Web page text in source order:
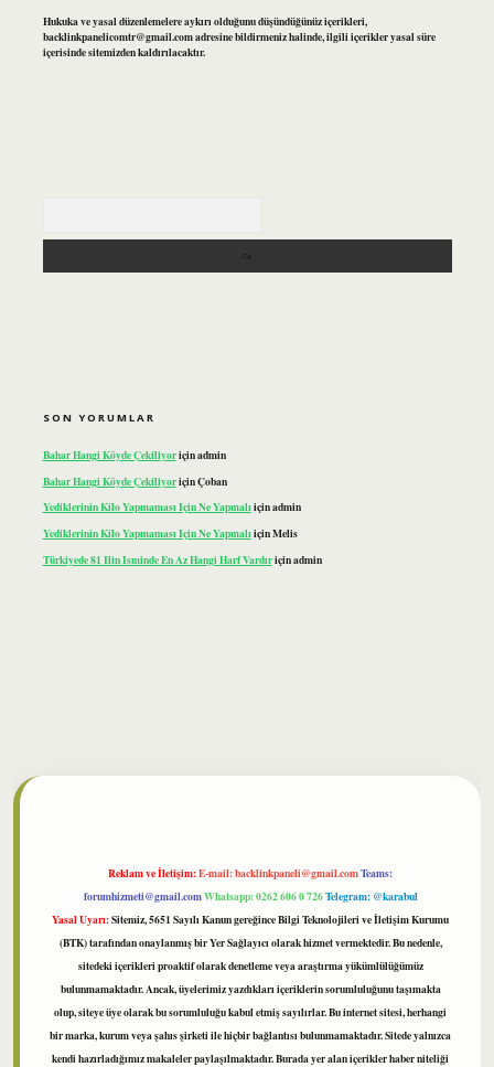
Hukuka ve yasal düzenlemelere aykırı olduğunu düşündüğünüz içerikleri,
backlinkpanelicomtr@gmail.comadresine bildirmeniz halinde, ilgili içerikler yasal süre
içerisinde sitemizden kaldırılacaktır.
SON YORUMLAR
Bahar Hangi Köyde Çekiliyoriçinadmin
Bahar Hangi Köyde ÇekiliyoriçinÇoban
Yediklerinin Kilo Yapmaması Için Ne Yapmalıiçinadmin
Yediklerinin Kilo Yapmaması Için Ne YapmalıiçinMelis
Türkiyede 81 Ilin Isminde En Az Hangi Harf Vardıriçinadmin
Reklam ve İletişim:E-mail:backlinkpaneli@gmail.comTeams:
forumhizmeti@gmail.comWhatsapp: 0262 606 0 726Telegram: @karabul
Yasal Uyarı:Sitemiz, 5651 Sayılı Kanun gereğince Bilgi Teknolojileri ve İletişim Kurumu
(BTK) tarafından onaylanmış bir Yer Sağlayıcı olarak hizmet vermektedir. Bu nedenle,
sitedeki içerikleri proaktif olarak denetleme veya araştırma yükümlülüğümüz
bulunmamaktadır. Ancak, üyelerimiz yazdıkları içeriklerin sorumluluğunu taşımakta
olup, siteye üye olarak bu sorumluluğu kabul etmiş sayılırlar. Bu internet sitesi, herhangi
bir marka, kurum veya şahıs şirketi ile hiçbir bağlantısı bulunmamaktadır. Sitede yalnızca
kendi hazırladığımız makaleler paylaşılmaktadır. Burada yer alan içerikler haber niteliği